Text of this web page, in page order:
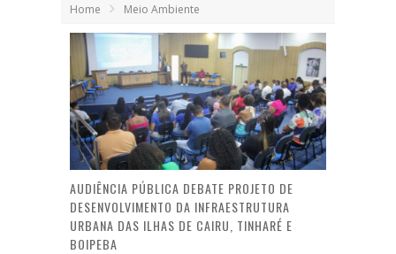
PRAÇA SÃO BENEDITO É REVITALIZADA E DEVOLVE NOVO ESPAÇO DE CONVIVÊNCIA À COMUNIDADE DE SERRA GRANDE
INSTITUTO QUINTAS FEMINISTAS CELEBRA CINCO ANOS DE ATUAÇÃO EM DEFESA DAS MULHERES NO BAIXO SUL
PREFEITURA DE VALENÇA PROMOVE GINCANA JUVENTUDE PRESENTE EM COMEMORAÇÃO AO DIA INTERNACIONAL DA JUVENTUDE
ENTRE O SERTÃO E O SONHO: ALFREDO GONÇALVES DE LIMA NETO LANÇA O ROMANCE DO OUTRO LADO DO SOL EM VALENÇA
Home Meio Ambiente
AUDIÊNCIA PÚBLICA DEBATE PROJETO DE
DESENVOLVIMENTO DA INFRAESTRUTURA
URBANA DAS ILHAS DE CAIRU, TINHARÉ E
BOIPEBA